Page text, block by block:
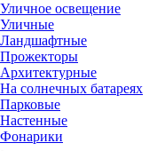
Уличное освещение
Уличные
Ландшафтные
Прожекторы
Архитектурные
На солнечных батареях
Парковые
Настенные
Фонарики